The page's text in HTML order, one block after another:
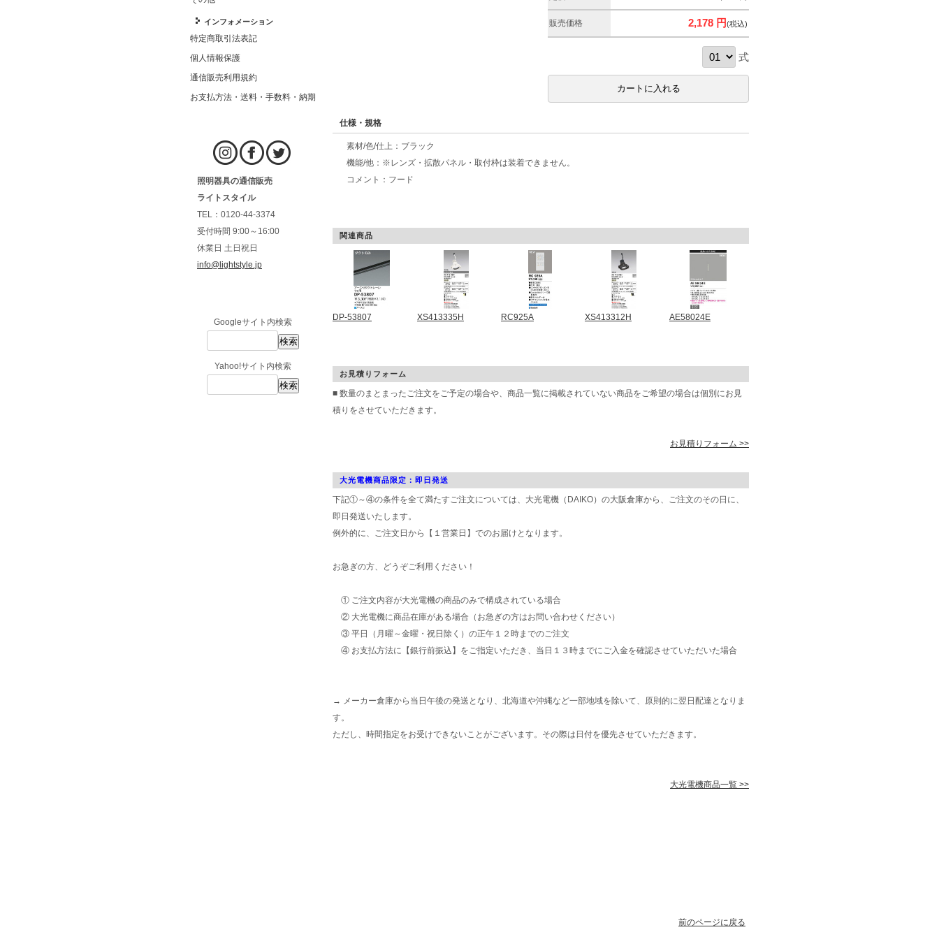
インフォメーション
特定商取引法表記
個人情報保護
通信販売利用規約
お支払方法・送料・手数料・納期
照明器具の通信販売
ライトスタイル
TEL：0120-44-3374
受付時間 9:00～16:00
休業日 土日祝日
info@lightstyle.jp
Googleサイト内検索
Yahoo!サイト内検索
販売価格 2,178 円(税込)
式
仕様・規格
素材/色/仕上：ブラック
機能/他：※レンズ・拡散パネル・取付枠は装着できません。
コメント：フード
関連商品
DP-53807 XS413335H RC925A XS413312H AE58024E
お見積りフォーム
■ 数量のまとまったご注文をご予定の場合や、商品一覧に掲載されていない商品をご希望の場合は個別にお見
積りをさせていただきます。
お見積りフォーム >>
大光電機商品限定：即日発送
下記①～④の条件を全て満たすご注文については、大光電機（DAIKO）の大阪倉庫から、ご注文のその日に、
即日発送いたします。
例外的に、ご注文日から【１営業日】でのお届けとなります。
お急ぎの方、どうぞご利用ください！
① ご注文内容が大光電機の商品のみで構成されている場合
② 大光電機に商品在庫がある場合（お急ぎの方はお問い合わせください）
③ 平日（月曜～金曜・祝日除く）の正午１２時までのご注文
④ お支払方法に【銀行前振込】をご指定いただき、当日１３時までにご入金を確認させていただいた場合
→ メーカー倉庫から当日午後の発送となり、北海道や沖縄など一部地域を除いて、原則的に翌日配達となりま
す。
ただし、時間指定をお受けできないことがございます。その際は日付を優先させていただきます。
大光電機商品一覧 >>
前のページに戻る